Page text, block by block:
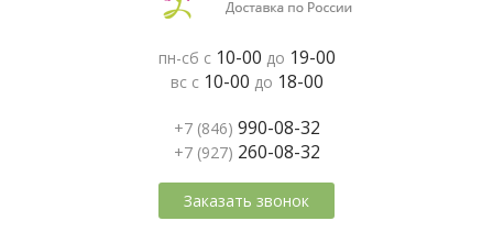
пн-сб с 10-00 до 19-00
вс с 10-00 до 18-00
+7 (846) 990-08-32
+7 (927) 260-08-32
Заказать звонок